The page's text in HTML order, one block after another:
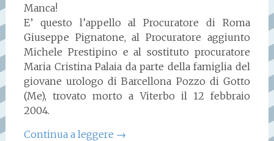
Manca!
E’ questo l’appello al Procuratore di Roma
Giuseppe Pignatone, al Procuratore aggiunto
Michele Prestipino e al sostituto procuratore
Maria Cristina Palaia da parte della famiglia del
giovane urologo di Barcellona Pozzo di Gotto
(Me), trovato morto a Viterbo il 12 febbraio
2004.
Continua a leggere →